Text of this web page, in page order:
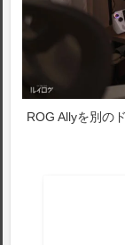
ROG Allyを別の